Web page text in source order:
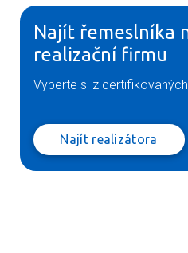
Najít řemeslníka
realizační firmu
Vyberte si z
Najít realizátora